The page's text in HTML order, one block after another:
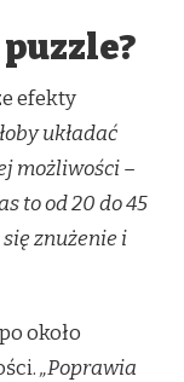
efekty
układać
możliwości –
to od 20 do 45
znużenie i
około
„Poprawia